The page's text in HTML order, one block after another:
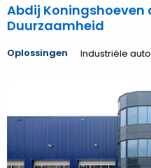
Abdij Koningshoeven
Duurzaamheid
Oplossingen Industriële
voor
Knapen
Trailers